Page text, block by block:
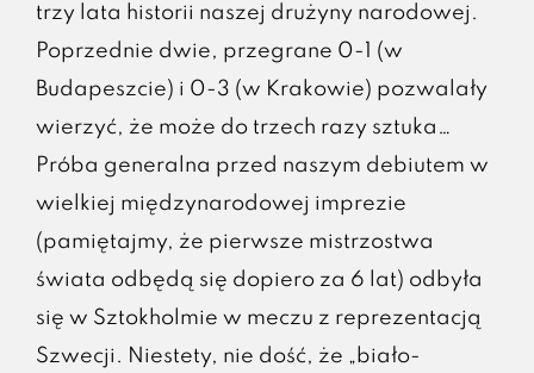
trzy lata historii naszej drużyny narodowej.
Poprzednie dwie, przegrane 0-1 (w
Budapeszcie) i 0-3 (w Krakowie) pozwalały
wierzyć, że może do trzech razy sztuka…
Próba generalna przed naszym debiutem w
wielkiej międzynarodowej imprezie
(pamiętajmy, że pierwsze mistrzostwa
świata odbędą się dopiero za 6 lat) odbyła
się w Sztokholmie w meczu z reprezentacją
Szwecji. Niestety, nie dość, że „biało-